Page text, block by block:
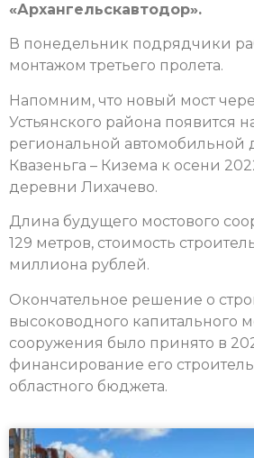
«Архангельскавтодор».
В понедельник подрядчики
монтажом третьего пролета.
Напомним, что новый мост
Устьянского района появится
региональной автомобильной
Квазеньга – Кизема к осени
деревни Лихачево.
Длина будущего мостового
129 метров, стоимость
миллиона рублей.
Окончательное решение о
высоководного капитального
сооружения было принято в
финансирование его
областного бюджета.